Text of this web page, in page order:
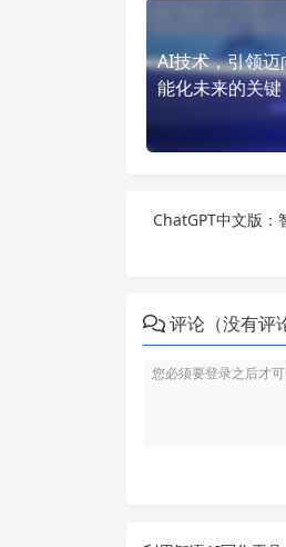
AI技术，引领迈
能化未来的关键
ChatGPT中文版：
评论（没有评